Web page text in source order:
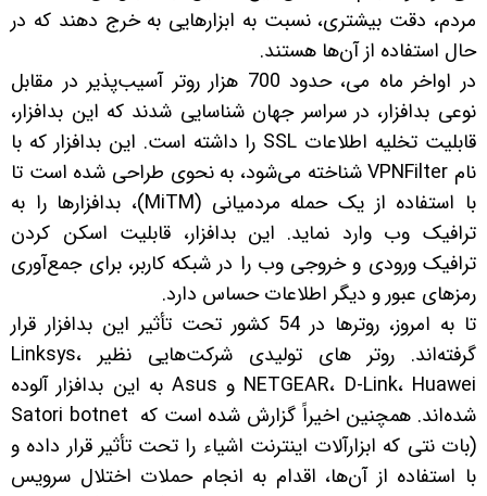
مردم، دقت بیشتری، نسبت به ابزارهایی به خرج دهند که در
حال استفاده از آن‌ها هستند.
در اواخر ماه می، حدود 700 هزار روتر آسیب‌پذیر در مقابل
نوعی بدافزار، در سراسر جهان شناسایی شدند که این بدافزار،
قابلیت تخلیه اطلاعات SSL را داشته است. این بدافزار که با
نام VPNFilter شناخته می‌شود، به نحوی طراحی شده است تا
با استفاده از یک حمله مردمیانی (MiTM)، بدافزارها را به
ترافیک وب وارد نماید. این بدافزار، قابلیت اسکن کردن
ترافیک ورودی و خروجی وب را در شبکه کاربر، برای جمع‌آوری
رمزهای عبور و دیگر اطلاعات حساس دارد.
تا به امروز، روترها در 54 کشور تحت تأثیر این بدافزار قرار
گرفته‌اند. روتر های تولیدی شرکت‌هایی نظیر Linksys،
NETGEAR، D-Link، Huawei و Asus به این بدافزار آلوده
شده‌اند. همچنین اخیراً گزارش شده است که Satori botnet
(بات نتی که ابزارآلات اینترنت اشیاء را تحت تأثیر قرار داده و
با استفاده از آن‌ها، اقدام به انجام حملات اختلال سرویس